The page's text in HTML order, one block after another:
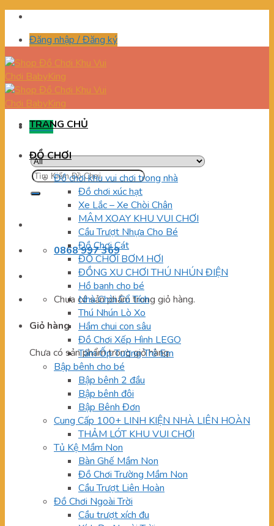
Skip
contentĐăng nhập / Đăng ký
Menu
Tìm
kiếm:
0868 997 369
Chưa có sản phẩm trong giỏ hàng.
Giỏ hàng
Chưa có sản phẩm trong giỏ hàng.
TRANG CHỦ
ĐỒ CHƠI
Đồ chơi khu vui chơi trong nhà
Đồ chơi xúc hạt
Xe Lắc – Xe Chòi Chân
MÂM XOAY KHU VUI CHƠI
Cầu Trượt Nhựa Cho Bé
Đồ Chơi Cát
ĐỒ CHƠI BƠM HƠI
ĐỒNG XU CHƠI THÚ NHÚN ĐIỆN
Hồ banh cho bé
Nhà Chòi Cổ Tích
Thú Nhún Lò Xo
Hầm chui con sâu
Đồ Chơi Xếp Hình LEGO
Tấm Ốp Tường Trẻ Em
Bập bênh cho bé
Bập bênh 2 đầu
Bập bênh đôi
Bập Bênh Đơn
Cung Cấp 100+ LINH KIỆN NHÀ LIÊN HOÀN
THẢM LÓT KHU VUI CHƠI
Tủ Kệ Mầm Non
Bàn Ghế Mầm Non
Đồ Chơi Trường Mầm Non
Cầu Trượt Liên Hoàn
Đồ Chơi Ngoài Trời
Cầu trượt xích đu